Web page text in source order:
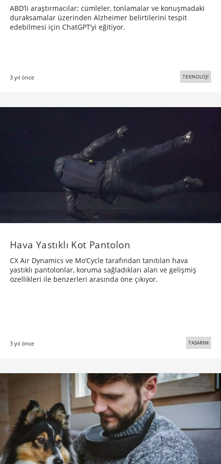
ABD’li araştırmacılar; cümleler, tonlamalar ve konuşmadaki
duraksamalar üzerinden Alzheimer belirtilerini tespit
edebilmesi için ChatGPT’yi eğitiyor.
3 yıl önce TEKNOLOJİ
Hava Yastıklı Kot Pantolon
CX Air Dynamics ve Mo’Cycle tarafından tanıtılan hava
yastıklı pantolonlar, koruma sağladıkları alan ve gelişmiş
özellikleri ile benzerleri arasında öne çıkıyor.
3 yıl önce TASARIM